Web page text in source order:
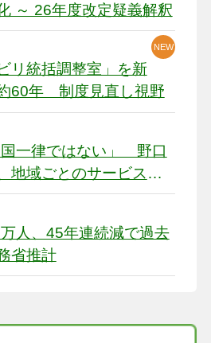
～ 26年度改定疑義解釈
リ統括調整室」を新
60年 制度見直し視野
NEW
一律ではない」 野口
地域ごとのサービス基
人、45年連続減で過去
省推計